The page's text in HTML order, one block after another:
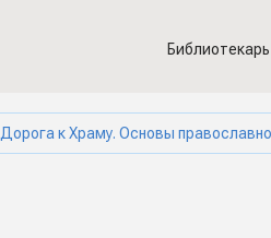
Дорога к Храму. Основы